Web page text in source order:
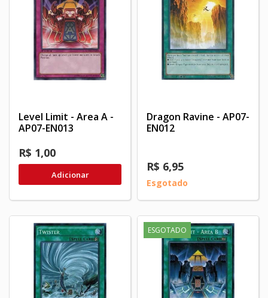
Level Limit - Area A -
AP07-EN013
R$ 1,00
Adicionar
Dragon Ravine - AP07-
EN012
R$ 6,95
Esgotado
ESGOTADO